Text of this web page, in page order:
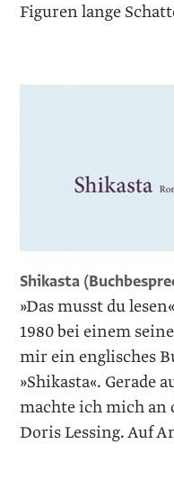
Figuren lange
Shikasta
»Das musst du
1980 bei einem
mir ein englisches
»Shikasta«. Gerade
machte ich mich an
Doris Lessing. Auf